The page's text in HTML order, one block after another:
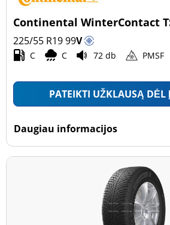
Continental WinterContact
225/55 R1999V
C C 72 db PMSF
PATEIKTI UŽKLAUSĄ DĖL
Daugiau informacijos